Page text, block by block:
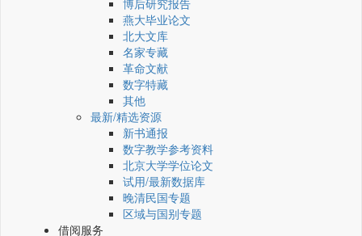
博后研究报告
燕大毕业论文
北大文库
名家专藏
革命文献
数字特藏
其他
最新/精选资源
新书通报
数字教学参考资料
北京大学学位论文
试用/最新数据库
晚清民国专题
区域与国别专题
借阅服务